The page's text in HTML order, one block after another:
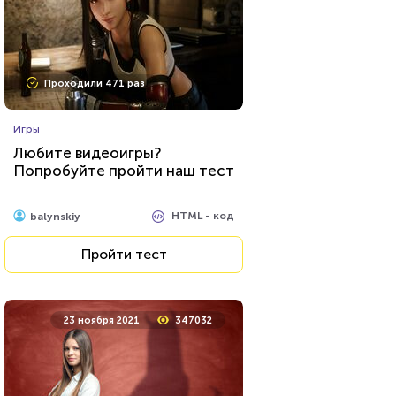
Проходили 22950 раз
Прочие тесты
Угадай футболиста по фото!
Пройти тест
3 июня 2020
Проходили 471 раз
Игры
Любите видеоигры?
Попробуйте пройти наш тест
balynskiy HTML - код
Пройти тест
23 ноября 2021 347032